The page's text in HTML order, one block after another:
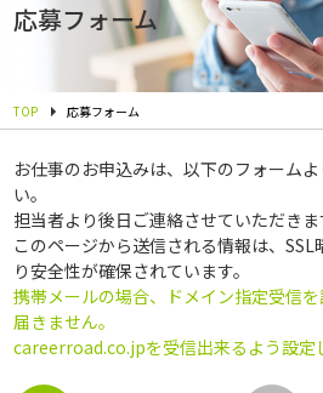
応募フォーム
TOP 応募フォーム
お仕事のお申込みは、以下のフォーム
い。
担当者より後日ご連絡させていただきま
このページから送信される情報は、SSL
り安全性が確保されています。
携帯メールの場合、ドメイン指定受信
届きません。
careerroad.co.jpを受信出来るよう設定